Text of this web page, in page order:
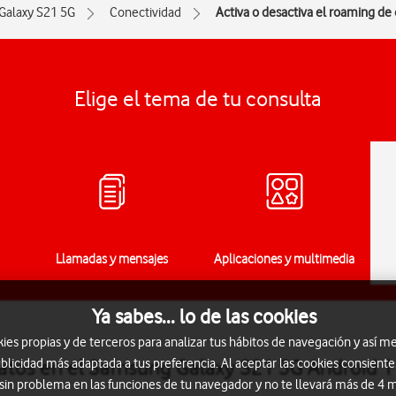
S21 5G Conectividad Activa o desactiva el roaming de
Elige el tema de tu consulta
Llamadas y mensajes Aplicaciones y multimedia
en el Samsung Galaxy S21 5G Android
Ya sabes... lo de las cookies
propias y de terceros para analizar tus hábitos de navegación y así
más adaptada a tus preferencia. Al aceptar las cookies
problema en las funciones de tu navegador y no te llevará más de 4